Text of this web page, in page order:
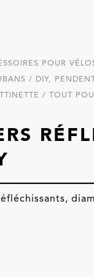
POUR
/ DIY,
/ TOUT